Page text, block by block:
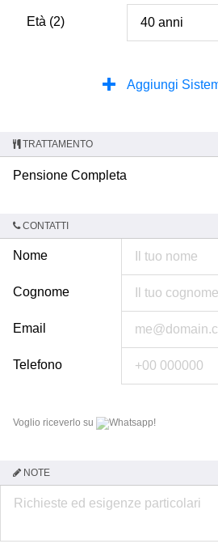
Età (2)
Aggiungi
TRATTAMENTO
Pensione Completa
CONTATTI
Nome
Cognome
Email
Telefono
Voglio riceverlo su Whatsapp!
NOTE